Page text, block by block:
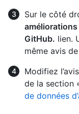
Sur le côté
GitHub. lien.
même avis
Modifiez
de la section
de données